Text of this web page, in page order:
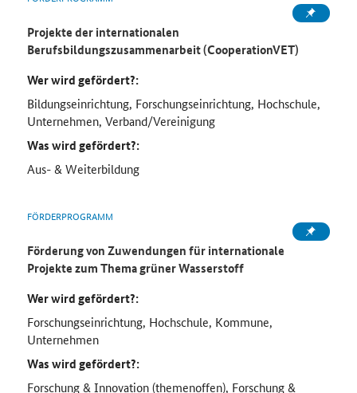
Projekte der internationalen
Berufsbildungszusammenarbeit (CooperationVET)
Wer wird gefördert?:
Bildungseinrichtung, Forschungseinrichtung, Hochschule,
Unternehmen, Verband/Vereinigung
Was wird gefördert?:
Aus- & Weiterbildung
FÖRDERPROGRAMM
Förderung von Zuwendungen für internationale
Projekte zum Thema grüner Wasserstoff
Wer wird gefördert?:
Forschungseinrichtung, Hochschule, Kommune,
Unternehmen
Was wird gefördert?:
Forschung & Innovation (themenoffen), Forschung &